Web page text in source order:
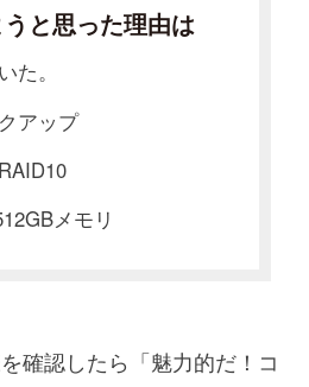
と思った理由は
た。
アップ
メモリ
確認したら「魅力的だ！コ